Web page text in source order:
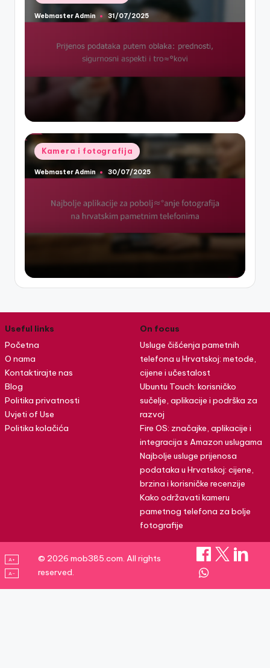
in
Posted
Webmaster Admin 31/07/2025
Posted
in
Kamera i fotografija
Posted
Webmaster Admin 30/07/2025
Useful links
Početna
O nama
Kontaktirajte nas
Blog
Politika privatnosti
Uvjeti of Use
Politika kolačića
On focus
Usluge čišćenja pametnih
telefona u Hrvatskoj: metode,
cijene i učestalost
Ubuntu Touch: korisničko
sučelje, aplikacije i podrška za
razvoj
Fire OS: značajke, aplikacije i
integracija s Amazon uslugama
Najbolje usluge prijenosa
podataka u Hrvatskoj: cijene,
brzina i korisničke recenzije
Kako održavati kameru
pametnog telefona za bolje
fotografije
A+
A–
© 2026 mob385.com. All rights
reserved.